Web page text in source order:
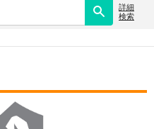
詳細
検索